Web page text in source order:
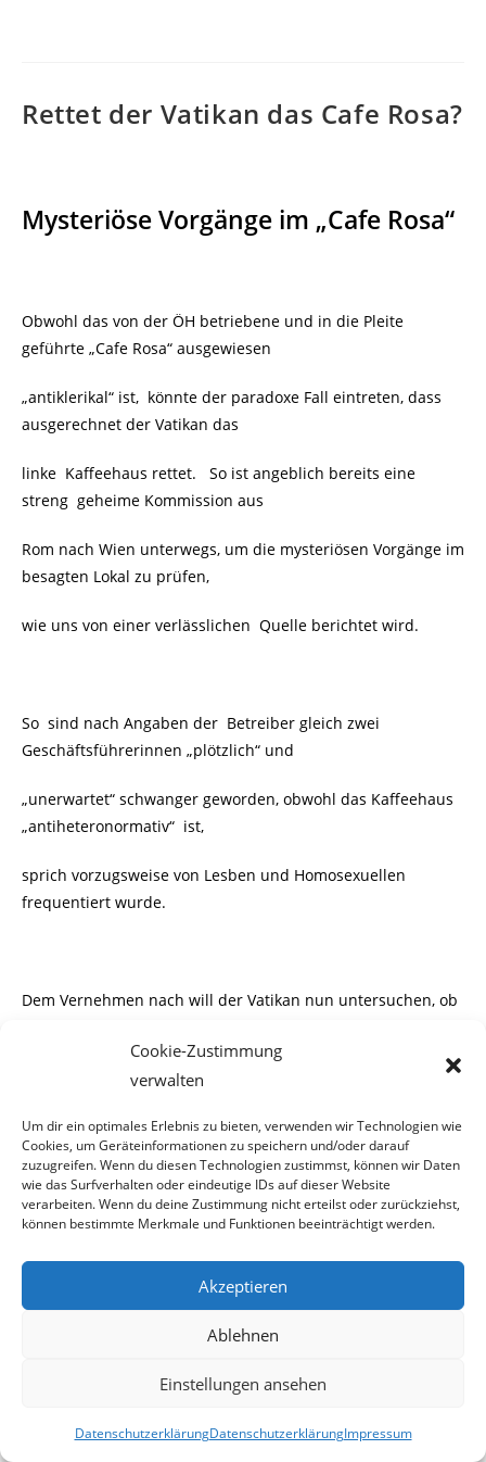
Cookie-Zustimmung
verwalten
Um dir ein optimales Erlebnis zu bieten, verwenden wir Technologien wie
Cookies, um Geräteinformationen zu speichern und/oder darauf
zuzugreifen. Wenn du diesen Technologien zustimmst, können wir Daten
wie das Surfverhalten oder eindeutige IDs auf dieser Website
verarbeiten. Wenn du deine Zustimmung nicht erteilst oder zurückziehst,
können bestimmte Merkmale und Funktionen beeinträchtigt werden.
Akzeptieren
Ablehnen
Einstellungen ansehen
DatenschutzerklärungDatenschutzerklärungImpressum
Rettet der Vatikan das Cafe Rosa?
Mysteriöse Vorgänge im „Cafe Rosa“
Obwohl das von der ÖH betriebene und in die Pleite
geführte „Cafe Rosa“ ausgewiesen
„antiklerikal“ ist, könnte der paradoxe Fall eintreten, dass
ausgerechnet der Vatikan das
linke Kaffeehaus rettet. So ist angeblich bereits eine
streng geheime Kommission aus
Rom nach Wien unterwegs, um die mysteriösen Vorgänge im
besagten Lokal zu prüfen,
wie uns von einer verlässlichen Quelle berichtet wird.
So sind nach Angaben der Betreiber gleich zwei
Geschäftsführerinnen „plötzlich“ und
„unerwartet“ schwanger geworden, obwohl das Kaffeehaus
„antiheteronormativ“ ist,
sprich vorzugsweise von Lesben und Homosexuellen
frequentiert wurde.
Dem Vernehmen nach will der Vatikan nun untersuchen, ob
Stammgast im betreffenden Lokal
gewesen ist und ob hier
nis stattgefunden hat. In diesem Fall könnte das „Cafe
Rosa“ zur Pilgerstätte erklärt
werden und wäre somit wohl auch finanziell aus dem